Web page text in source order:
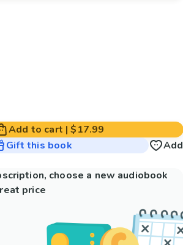
Add to cart |$17.99
Gift this book
Add
choose a new audiobook
price